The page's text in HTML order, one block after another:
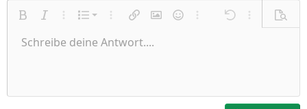
Fett KursivWeitere Einstellungen…
Liste
Nummerierte Liste
Ungeordnete Liste
Weitere Einstellungen…
Link einfügen
Bild einfügen
SmileysWeitere Einstellungen…
Rückgängig
Weitere
Schriftgröße
9
TextfarbeSchriftfamilie
Arial
Durchgestrichen
Unterstrichen
Inline-Code
AusrichtungLinksbündig
Paragraph format
Normal
Heading 2
ZitatMedienTabelle einfügen
Insert horizontal line
SpoilerCode
Wiederholen
BBCode umschalten
Formatierung entfernen
EntwürfeEntwurf speichern
Schreibe deine Antwort....